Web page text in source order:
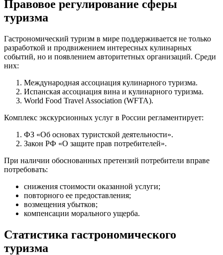
Правовое регулирование сферы
туризма
Гастрономический туризм в мире поддерживается не только
разработкой и продвижением интересных кулинарных
событий, но и появлением авторитетных организаций. Среди
них:
Международная ассоциация кулинарного туризма.
Испанская ассоциация вина и кулинарного туризма.
World Food Travel Association (WFTA).
Комплекс экскурсионных услуг в России регламентирует:
ФЗ «Об основах туристской деятельности».
Закон РФ «О защите прав потребителей».
При наличии обоснованных претензий потребители вправе
потребовать:
снижения стоимости оказанной услуги;
повторного ее предоставления;
возмещения убытков;
компенсации морального ущерба.
Статистика гастрономического
туризма